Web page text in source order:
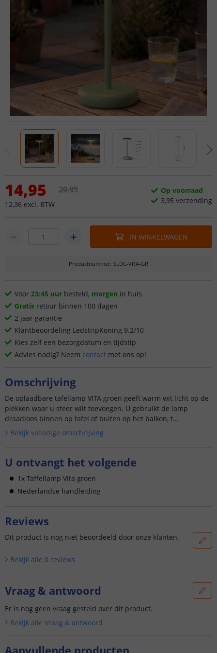
14,95
12,36 excl. BTW
29,95
Op voorraad
3,95 verzending
IN WINKELWAGEN
Productnummer: SLDC-VITA-GR
Voor 23:45 uur besteld, morgen in huis
Gratis retour binnen 100 dagen
2 jaar garantie
Klantbeoordeling LedstripKoning 9.2/10
Kies zelf een bezorgdatum en tijdstip
Advies nodig? Neem contact met ons op!
Omschrijving
De oplaadbare tafellamp VITA groen geeft warm wit licht op de
plekken waar u sfeer wilt toevoegen. U gebruikt de lamp
draadloos binnen op tafel of buiten op het balkon, t...
Bekijk volledige omschrijving
U ontvangt het volgende
1x Taffellamp Vita groen
Nederlandse handleiding
Aanvullende producten
Reviews
Dit product is nog niet beoordeeld door onze klanten.
Bekijk alle 0 reviews
Vraag & antwoord
Er is nog geen vraag gesteld over dit product.
Bekijk alle Vraag & antwoord